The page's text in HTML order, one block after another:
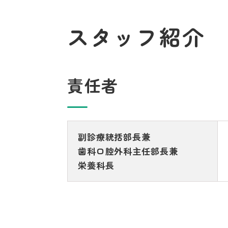
スタッフ紹介
責任者
副診療統括部長兼
歯科口腔外科主任部長兼
栄養科長